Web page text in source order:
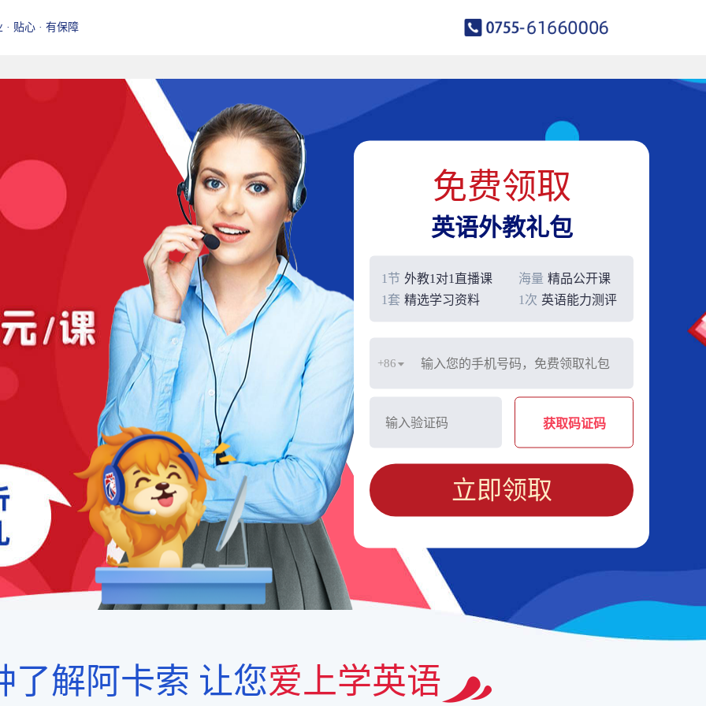
· 贴心 · 有保障
免费领取
英语外教礼包
1节 外教1对1直播课 海量 精品公开课
1套 精选学习资料 1次 英语能力测评
+86
获取码证码
立即领取
了解阿卡索 让您爱上学英语